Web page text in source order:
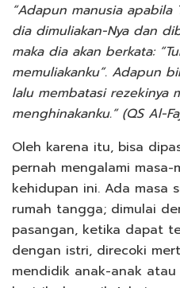
“Adapun manusia apabila
dia dimuliakan-Nya dan
maka dia akan berkata:
memuliakanku”. Adapun
lalu membatasi rezekinya
menghinakanku.“ (QS Al-
Oleh karena itu, bisa
pernah mengalami masa-
kehidupan ini. Ada masa
rumah tangga; dimulai
pasangan, ketika dapat
dengan istri, direcoki
mendidik anak-anak